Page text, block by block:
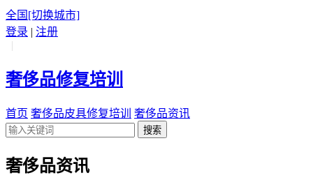
全国 [切换城市]
登录 | 注册
|
奢侈品修复培训
首页 奢侈品皮具修复培训 奢侈品资讯
搜索
奢侈品资讯